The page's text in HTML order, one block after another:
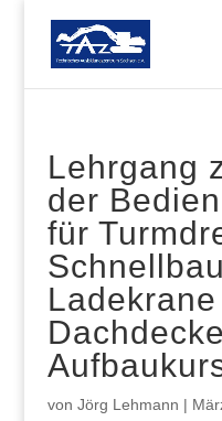
Lehrgang
der
für
von Jörg Lehmann |